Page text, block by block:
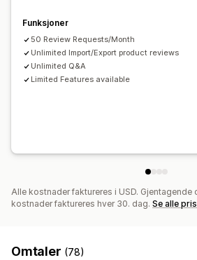
Brukergenerert innhold i sosiale medier
Skjemaer Import og eksport
Syndikering av omtaler Automasjoner
Egendefinerte forespørsler
Funksjoner
50 Review Requests/Month
Unlimited Import/Export product reviews
Unlimited Q&A
Limited Features available
Alle kostnader faktureres i USD.
kostnader faktureres hver 30. dag. Se alle
Omtaler (78)